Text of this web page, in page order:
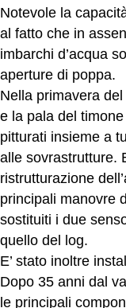
Notevole la
al fatto che in
imbarchi d’acqua
aperture di poppa.
Nella primavera
e la pala del
pitturati insieme a
alle sovrastrutture.
ristrutturazione
principali manovre
sostituiti i due
quello del log.
E’ stato inoltre
Dopo 35 anni dal
le principali